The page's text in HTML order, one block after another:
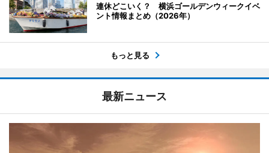
連休どこいく？ 横浜ゴールデンウィークイベ
ント情報まとめ（2026年）
もっと見る
最新ニュース